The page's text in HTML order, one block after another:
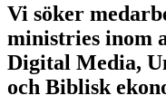
Vi söker
ministries inom
Digital Media,
och Biblisk